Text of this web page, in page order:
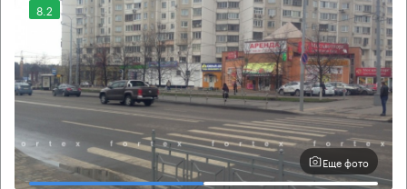
8.2
Еще фото